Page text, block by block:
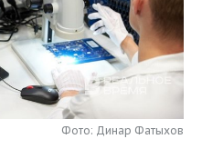
Фото: Динар Фатыхов